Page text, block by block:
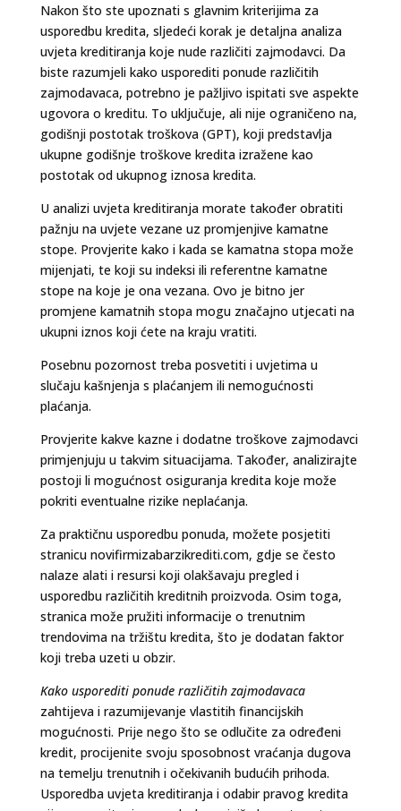
Nakon što ste upoznati s glavnim kriterijima za
usporedbu kredita, sljedeći korak je detaljna analiza
uvjeta kreditiranja koje nude različiti zajmodavci. Da
biste razumjeli kako usporediti ponude različitih
zajmodavaca, potrebno je pažljivo ispitati sve aspekte
ugovora o kreditu. To uključuje, ali nije ograničeno na,
godišnji postotak troškova (GPT), koji predstavlja
ukupne godišnje troškove kredita izražene kao
postotak od ukupnog iznosa kredita.
U analizi uvjeta kreditiranja morate također obratiti
pažnju na uvjete vezane uz promjenjive kamatne
stope. Provjerite kako i kada se kamatna stopa može
mijenjati, te koji su indeksi ili referentne kamatne
stope na koje je ona vezana. Ovo je bitno jer
promjene kamatnih stopa mogu značajno utjecati na
ukupni iznos koji ćete na kraju vratiti.
Posebnu pozornost treba posvetiti i uvjetima u
slučaju kašnjenja s plaćanjem ili nemogućnosti
plaćanja.
Provjerite kakve kazne i dodatne troškove zajmodavci
primjenjuju u takvim situacijama. Također, analizirajte
postoji li mogućnost osiguranja kredita koje može
pokriti eventualne rizike neplaćanja.
Za praktičnu usporedbu ponuda, možete posjetiti
stranicu novifirmizabarzikrediti.com, gdje se često
nalaze alati i resursi koji olakšavaju pregled i
usporedbu različitih kreditnih proizvoda. Osim toga,
stranica može pružiti informacije o trenutnim
trendovima na tržištu kredita, što je dodatan faktor
koji treba uzeti u obzir.
Kako usporediti ponude različitih zajmodavaca
zahtijeva i razumijevanje vlastitih financijskih
mogućnosti. Prije nego što se odlučite za određeni
kredit, procijenite svoju sposobnost vraćanja dugova
na temelju trenutnih i očekivanih budućih prihoda.
Usporedba uvjeta kreditiranja i odabir pravog kredita